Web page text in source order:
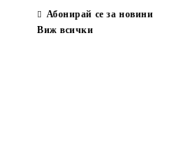
Абонирай се за новини
Виж всички